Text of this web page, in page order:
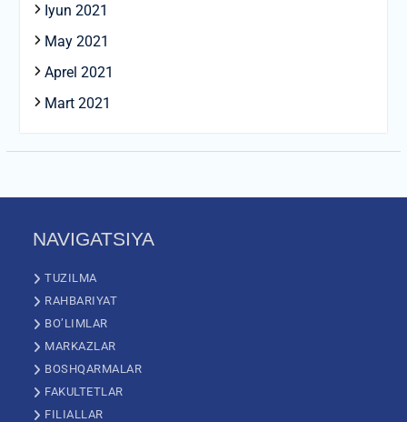
Iyun 2021
May 2021
Aprel 2021
Mart 2021
NAVIGATSIYA
TUZILMA
RAHBARIYAT
BO’LIMLAR
MARKAZLAR
BOSHQARMALAR
FAKULTETLAR
FILIALLAR